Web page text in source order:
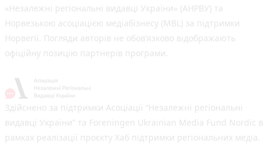
«Незалежні регіональні видавці України» (АНРВУ) та
Норвезькою асоціацією медіабізнесу (MBL) за підтримки
Норвегії. Погляди авторів не обов’язково відображають
офіційну позицію партнерів програми.
Здійснено за підтримки Асоціації “Незалежні регіональні
видавці України” та Foreningen Ukrainian Media Fund Nordic в
рамках реалізації проєкту Хаб підтримки регіональних медіа.